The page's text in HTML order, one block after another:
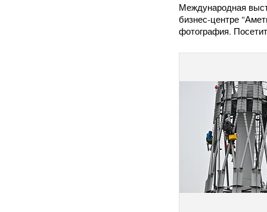
Международная
бизнес-центре
фотография.